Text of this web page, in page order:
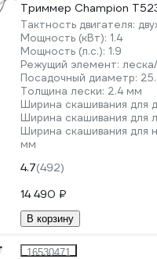
Триммер Champion
Тактность двигателя:
Мощность (кВт): 1.4
Мощность (л.с.): 1.9
Режущий элемент:
Посадочный диаметр:
Толщина лески: 2.4 мм
Ширина скашивания для
Ширина скашивания для
Ширина скашивания для
мм
4.7(492)
14 490 ₽
В корзину
16530471